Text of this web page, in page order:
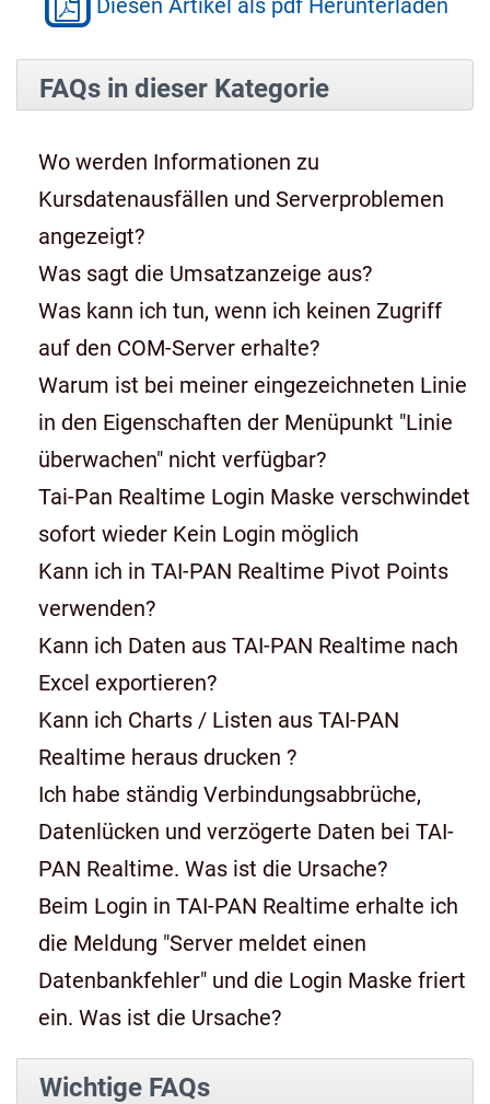
Diesen Artikel als pdf Herunterladen
FAQs in dieser Kategorie
Wo werden Informationen zu
Kursdatenausfällen und Serverproblemen
angezeigt?
Was sagt die Umsatzanzeige aus?
Was kann ich tun, wenn ich keinen Zugriff
auf den COM-Server erhalte?
Warum ist bei meiner eingezeichneten Linie
in den Eigenschaften der Menüpunkt "Linie
überwachen" nicht verfügbar?
Tai-Pan Realtime Login Maske verschwindet
sofort wieder Kein Login möglich
Kann ich in TAI-PAN Realtime Pivot Points
verwenden?
Kann ich Daten aus TAI-PAN Realtime nach
Excel exportieren?
Kann ich Charts / Listen aus TAI-PAN
Realtime heraus drucken ?
Ich habe ständig Verbindungsabbrüche,
Datenlücken und verzögerte Daten bei TAI-
PAN Realtime. Was ist die Ursache?
Beim Login in TAI-PAN Realtime erhalte ich
die Meldung "Server meldet einen
Datenbankfehler" und die Login Maske friert
ein. Was ist die Ursache?
Wichtige FAQs